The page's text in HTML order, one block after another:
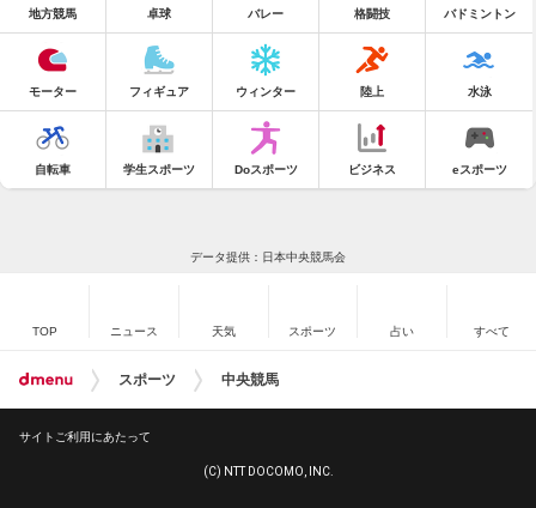
地方競馬 卓球 バレー 格闘技 バドミントン
モーター フィギュア ウィンター 陸上 水泳
自転車 学生スポーツ Doスポーツ ビジネス eスポーツ
データ提供：日本中央競馬会
TOP ニュース 天気 スポーツ 占い すべて
スポーツ 中央競馬
サイトご利用にあたって
(C) NTT DOCOMO, INC.